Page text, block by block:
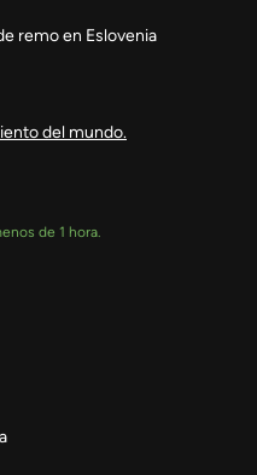
remo en Eslovenia
del mundo.
de 1 hora.